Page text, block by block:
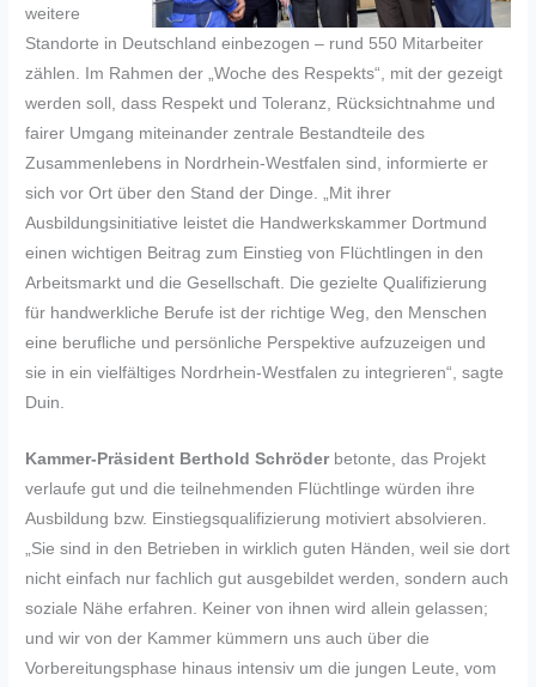
weitere
Standorte in Deutschland einbezogen – rund 550 Mitarbeiter
zählen. Im Rahmen der „Woche des Respekts“, mit der gezeigt
werden soll, dass Respekt und Toleranz, Rücksichtnahme und
fairer Umgang miteinander zentrale Bestandteile des
Zusammenlebens in Nordrhein-Westfalen sind, informierte er
sich vor Ort über den Stand der Dinge. „Mit ihrer
Ausbildungsinitiative leistet die Handwerkskammer Dortmund
einen wichtigen Beitrag zum Einstieg von Flüchtlingen in den
Arbeitsmarkt und die Gesellschaft. Die gezielte Qualifizierung
für handwerkliche Berufe ist der richtige Weg, den Menschen
eine berufliche und persönliche Perspektive aufzuzeigen und
sie in ein vielfältiges Nordrhein-Westfalen zu integrieren“, sagte
Duin.
Kammer-Präsident Berthold Schröderbetonte, das Projekt
verlaufe gut und die teilnehmenden Flüchtlinge würden ihre
Ausbildung bzw. Einstiegsqualifizierung motiviert absolvieren.
„Sie sind in den Betrieben in wirklich guten Händen, weil sie dort
nicht einfach nur fachlich gut ausgebildet werden, sondern auch
soziale Nähe erfahren. Keiner von ihnen wird allein gelassen;
und wir von der Kammer kümmern uns auch über die
Vorbereitungsphase hinaus intensiv um die jungen Leute, vom